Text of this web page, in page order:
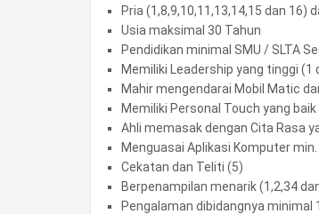
Pria (1,8,9,10,11,13,14,15 dan 16)
Usia maksimal 30 Tahun
Pendidikan minimal SMU / SLTA
Memiliki Leadership yang tinggi (1
Mahir mengendarai Mobil Matic
Memiliki Personal Touch yang
Ahli memasak dengan Cita Rasa
Menguasai Aplikasi Komputer
Cekatan dan Teliti (5)
Berpenampilan menarik (1,2,34
Pengalaman dibidangnya minimal